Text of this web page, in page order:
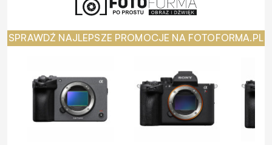
SPRAWDŹ NAJLEPSZE PROMOCJE NA FOTOFORMA.PL